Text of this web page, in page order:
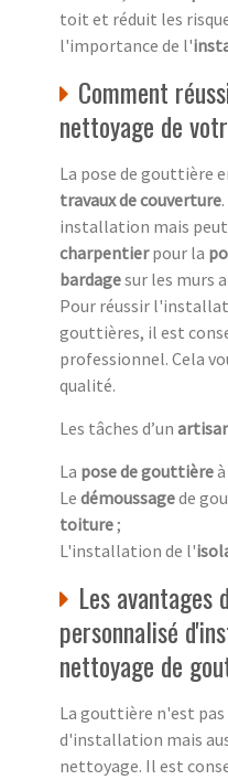
toit et réduit les
l'importance de l'
Comment
nettoyage de
La pose de gouttière
travaux de couverture
installation mais peut
charpentierpour la
bardagesur les murs
Pour réussir
gouttières, il est
professionnel. Cela
qualité.
Les tâches d’un
La pose de gouttière
Le démoussagede
toiture;
L'installation de l'
Les avantages
personnalisé
nettoyage de
La gouttière n'est
d'installation mais
nettoyage. Il est